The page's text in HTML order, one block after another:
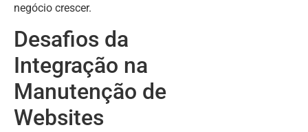
negócio crescer.
Desafios da
Integração na
Manutenção de
Websites